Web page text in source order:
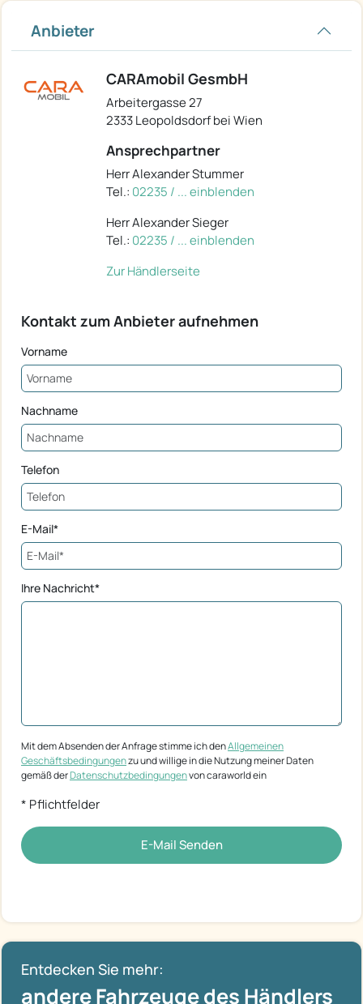
Anbieter
CARAmobil GesmbH
Arbeitergasse 27
2333 Leopoldsdorf bei Wien
Ansprechpartner
Herr Alexander Stummer
Tel.: 02235 / ... einblenden
Herr Alexander Sieger
Tel.: 02235 / ... einblenden
Zur Händlerseite
Kontakt zum Anbieter aufnehmen
Vorname
Nachname
Telefon
E-Mail*
Ihre Nachricht*
Mit dem Absenden der Anfrage stimme ich denAllgemeinen
Geschäftsbedingungenzu und willige in die Nutzung meiner Daten
gemäß derDatenschutzbedingungenvon caraworld ein
* Pflichtfelder
E-Mail Senden
Entdecken Sie mehr:
andere Fahrzeuge des Händlers